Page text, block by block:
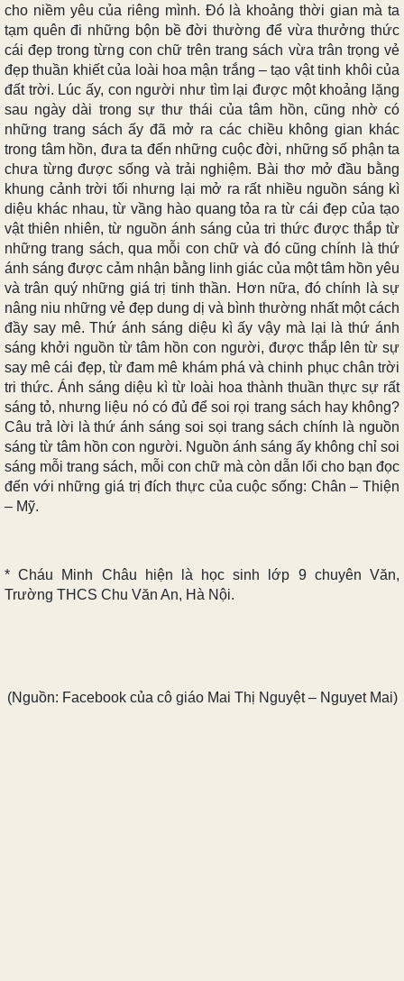
cho niềm yêu của riêng mình. Đó là khoảng thời gian mà ta
tạm quên đi những bộn bề đời thường để vừa thưởng thức
cái đẹp trong từng con chữ trên trang sách vừa trân trọng vẻ
đẹp thuần khiết của loài hoa mận trắng – tạo vật tinh khôi của
đất trời. Lúc ấy, con người như tìm lại được một khoảng lặng
sau ngày dài trong sự thư thái của tâm hồn, cũng nhờ có
những trang sách ấy đã mở ra các chiều không gian khác
trong tâm hồn, đưa ta đến những cuộc đời, những số phận ta
chưa từng được sống và trải nghiệm. Bài thơ mở đầu bằng
khung cảnh trời tối nhưng lại mở ra rất nhiều nguồn sáng kì
diệu khác nhau, từ vầng hào quang tỏa ra từ cái đẹp của tạo
vật thiên nhiên, từ nguồn ánh sáng của tri thức được thắp từ
những trang sách, qua mỗi con chữ và đó cũng chính là thứ
ánh sáng được cảm nhận bằng linh giác của một tâm hồn yêu
và trân quý những giá trị tinh thần. Hơn nữa, đó chính là sự
nâng niu những vẻ đẹp dung dị và bình thường nhất một cách
đầy say mê. Thứ ánh sáng diệu kì ấy vậy mà lại là thứ ánh
sáng khởi nguồn từ tâm hồn con người, được thắp lên từ sự
say mê cái đẹp, từ đam mê khám phá và chinh phục chân trời
tri thức. Ánh sáng diệu kì từ loài hoa thành thuần thực sự rất
sáng tỏ, nhưng liệu nó có đủ để soi rọi trang sách hay không?
Câu trả lời là thứ ánh sáng soi sọi trang sách chính là nguồn
sáng từ tâm hồn con người. Nguồn ánh sáng ấy không chỉ soi
sáng mỗi trang sách, mỗi con chữ mà còn dẫn lối cho bạn đọc
đến với những giá trị đích thực của cuộc sống: Chân – Thiện
– Mỹ.
* Cháu Minh Châu hiện là học sinh lớp 9 chuyên Văn,
Trường THCS Chu Văn An, Hà Nội.
(Nguồn: Facebook của cô giáo Mai Thị Nguyệt – Nguyet Mai)